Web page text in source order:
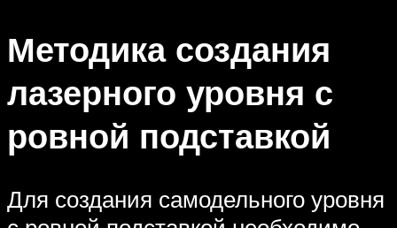
Методика создания
лазерного уровня с
ровной подставкой
Для создания самодельного уровня